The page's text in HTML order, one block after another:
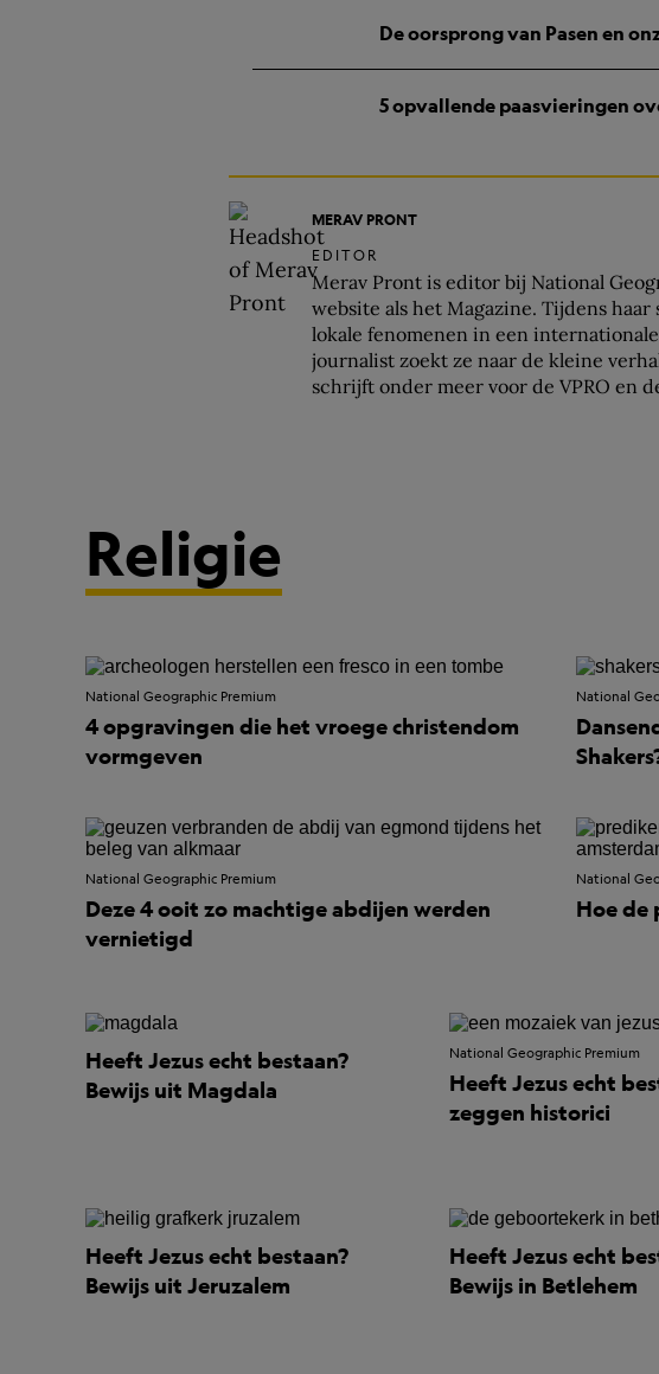
De oorsprong van Pasen en
5 opvallende paasvieringen
MERAV PRONT
EDITOR
Merav Pront is editor bij National
website als het Magazine. Tijdens
lokale fenomenen in een
journalist zoekt ze naar de kleine
schrijft onder meer voor de VPRO en
Religie
National Geographic Premium
4 opgravingen die het vroege christendom
vormgeven
National
National Geographic Premium
Deze 4 ooit zo machtige abdijen werden
vernietigd
National
Hoe de
Heeft Jezus echt bestaan?
Bewijs uit Magdala
National Geographic Premium
Heeft Jezus echt
zeggen historici
Heeft Jezus echt bestaan?
Bewijs uit Jeruzalem
Heeft Jezus echt
Bewijs in Betlehem